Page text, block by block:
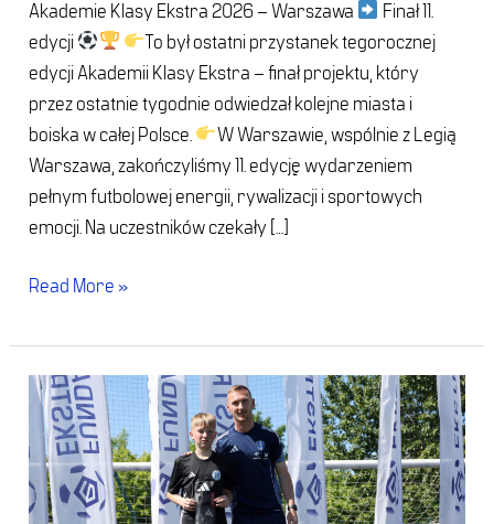
Akademie Klasy Ekstra 2026 – Warszawa
Finał 11.
edycji
To był ostatni przystanek tegorocznej
edycji Akademii Klasy Ekstra – finał projektu, który
przez ostatnie tygodnie odwiedzał kolejne miasta i
boiska w całej Polsce.
W Warszawie, wspólnie z Legią
Warszawa, zakończyliśmy 11. edycję wydarzeniem
pełnym futbolowej energii, rywalizacji i sportowych
emocji. Na uczestników czekały […]
Read More »
Płock
(25
maja
2026)